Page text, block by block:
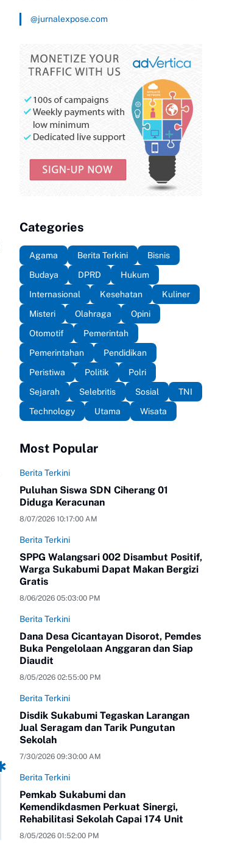
@jurnalexpose.com
Categories
Agama Berita Terkini
Bisnis
Budaya
DPRD
Hukum
Internasional
Kesehatan
Kuliner
Misteri
Olahraga
Opini
Otomotif
Pemerintah
Pemerintahan
Pendidikan
Peristiwa
Politik
Polri
Sejarah
Selebritis Sosial
TNI
Technology
Utama Wisata
Most Popular
Berita Terkini
Puluhan Siswa SDN Ciherang 01
Diduga Keracunan
8/07/2026 10:17:00 AM
Berita Terkini
SPPG Walangsari 002 Disambut Positif,
Warga Sukabumi Dapat Makan Bergizi
Gratis
8/06/2026 05:03:00 PM
Berita Terkini
Dana Desa Cicantayan Disorot, Pemdes
Buka Pengelolaan Anggaran dan Siap
Diaudit
8/05/2026 02:55:00 PM
Berita Terkini
Disdik Sukabumi Tegaskan Larangan
Jual Seragam dan Tarik Pungutan
Sekolah
7/30/2026 09:30:00 AM
Berita Terkini
Pemkab Sukabumi dan
Kemendikdasmen Perkuat Sinergi,
Rehabilitasi Sekolah Capai 174 Unit
8/05/2026 01:52:00 PM